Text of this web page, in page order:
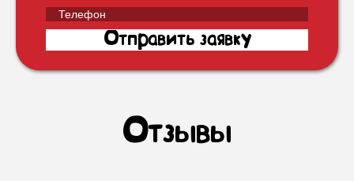
Отзывы